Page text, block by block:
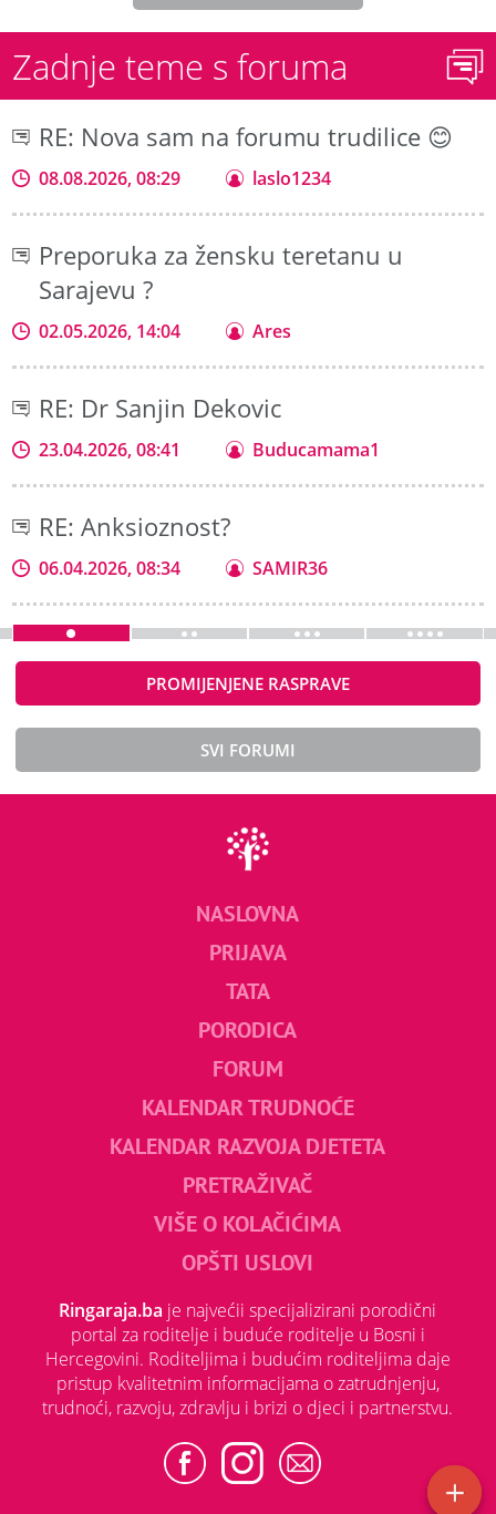
Zadnje teme s foruma
RE: Nova sam na forumu trudilice 😊
08.08.2026, 08:29 laslo1234
Preporuka za žensku teretanu u
Sarajevu ?
02.05.2026, 14:04 Ares
RE: Dr Sanjin Dekovic
23.04.2026, 08:41 Buducamama1
RE: Anksioznost?
06.04.2026, 08:34 SAMIR36
PROMIJENJENE RASPRAVE
SVI FORUMI
NASLOVNA
PRIJAVA
TATA
PORODICA
FORUM
KALENDAR TRUDNOĆE
KALENDAR RAZVOJA DJETETA
PRETRAŽIVAČ
VIŠE O KOLAČIĆIMA
OPŠTI USLOVI
Ringaraja.ba je najvećii specijalizirani porodični
portal za roditelje i buduće roditelje u Bosni i
Hercegovini. Roditeljima i budućim roditeljima daje
pristup kvalitetnim informacijama o zatrudnjenju,
trudnoći, razvoju, zdravlju i brizi o djeci i partnerstvu.